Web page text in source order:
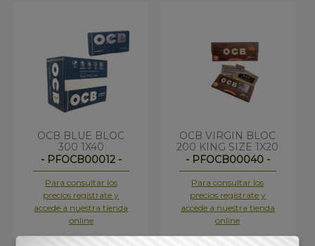
OCB BLUE BLOC
300 1X40
- PFOCB00012 -
Para consultar los
precios regístrate y
accede a nuestra tienda
online
OCB VIRGIN BLOC
200 KING SIZE 1X20
- PFOCB00040 -
Para consultar los
precios regístrate y
accede a nuestra tienda
online